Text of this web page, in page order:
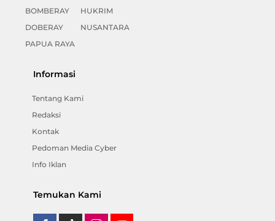
BOMBERAY
DOBERAY
PAPUA RAYA
HUKRIM
NUSANTARA
Informasi
Tentang Kami
Redaksi
Kontak
Pedoman Media Cyber
Info Iklan
Temukan Kami